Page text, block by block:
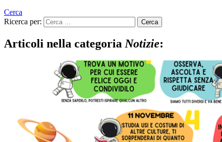
Cerca
Ricerca per:
Articoli nella categoria Notizie: